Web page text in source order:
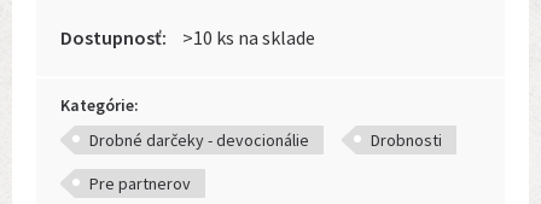
Dostupnosť: >10 ks na sklade
Kategórie:
Drobné darčeky - devocionálie
Drobnosti
Pre partnerov